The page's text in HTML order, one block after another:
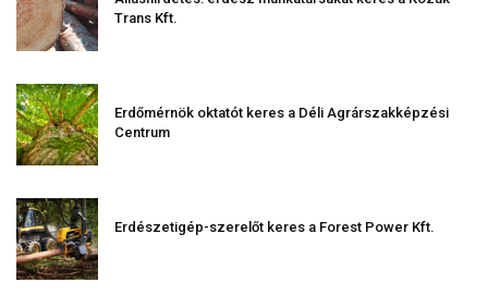
Trans Kft.
Erdőmérnök oktatót keres a Déli Agrárszakképzési
Centrum
Erdészetigép-szerelőt keres a Forest Power Kft.